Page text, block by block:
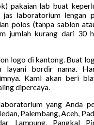
pakaian lab buat
jas laboratorium lengan
polos (tanpa sablon
jumlah kurang dari 30
logo di kantong. Buat
layani bordir nama.
Kami akan beri
dipercaya.
yang Anda
Palembang, Aceh,
Lampung, Pangkal